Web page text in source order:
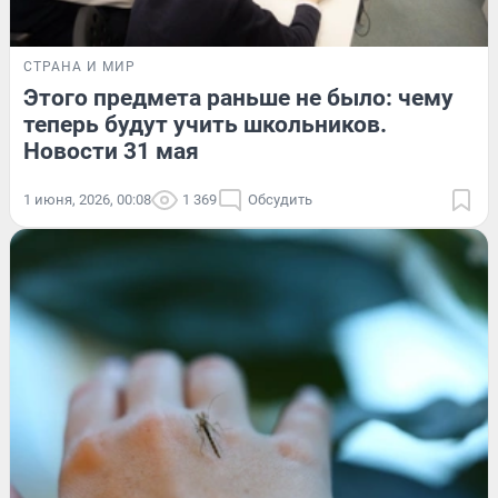
СТРАНА И МИР
Этого предмета раньше не было: чему
теперь будут учить школьников.
Новости 31 мая
1 июня, 2026, 00:08 1 369 Обсудить